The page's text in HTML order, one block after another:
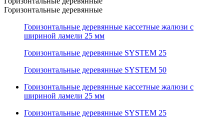
Горизонтальные деревянные
Горизонтальные деревянные кассетные жалюзи с
шириной ламели 25 мм
Горизонтальные деревянные SYSTEM 25
Горизонтальные деревянные SYSTEM 50
Горизонтальные деревянные кассетные жалюзи с
шириной ламели 25 мм
Горизонтальные деревянные SYSTEM 25